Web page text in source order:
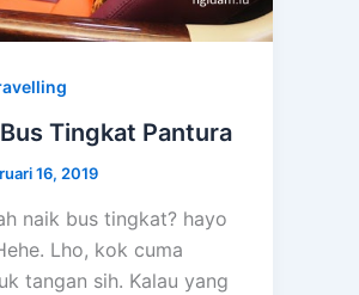
Tingkat Pantura
16, 2019
naik bus tingkat? hayo
Lho, kok cuma
tangan sih. Kalau yang